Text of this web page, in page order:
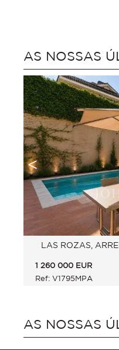
AS NOSSAS
LAS ROZAS,
1 260 000 EUR
Ref: V1795MPA
AS NOSSAS